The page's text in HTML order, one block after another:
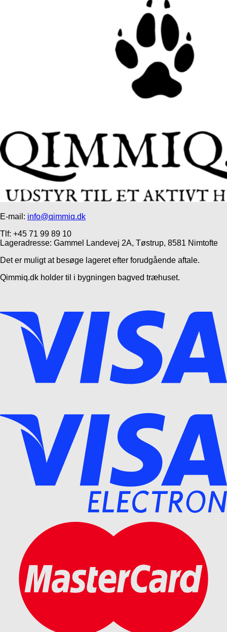
E-mail: info@qimmiq.dk
Tlf: +45 71 99 89 10
Lageradresse: Gammel Landevej 2A, Tøstrup, 8581 Nimtofte
Det er muligt at besøge lageret efter forudgående aftale.
Qimmiq.dk holder til i bygningen bagved træhuset.